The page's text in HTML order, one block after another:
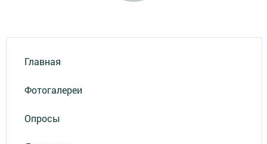
Главная
Фотогалереи
Опросы